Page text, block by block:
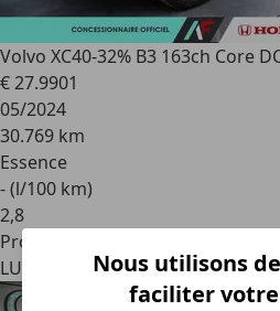
Volvo XC40-32% B3 163ch Core
€ 27.9901
05/2024
30.769 km
Essence
- (l/100 km)
2,8
Professionnel
LU 3844
FoetzNous utilisons
faciliter